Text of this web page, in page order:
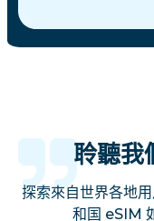
聆聽我
探索來自世界各地
和国 eSIM